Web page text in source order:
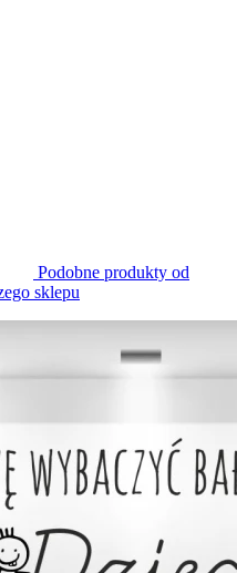
Podobne produkty od
sklepu